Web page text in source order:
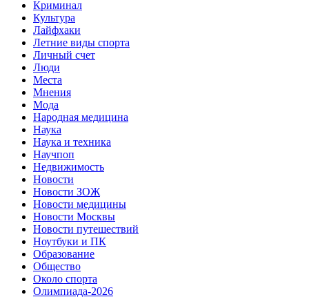
Криминал
Культура
Лайфхаки
Летние виды спорта
Личный счет
Люди
Места
Мнения
Мода
Народная медицина
Наука
Наука и техника
Научпоп
Недвижимость
Новости
Новости ЗОЖ
Новости медицины
Новости Москвы
Новости путешествий
Ноутбуки и ПК
Образование
Общество
Около спорта
Олимпиада-2026